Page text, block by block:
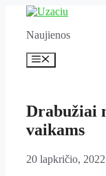
Pereiti
turinioNaujienos
Meniu
Drabužiai
vaikams
20 lapkričio, 2022